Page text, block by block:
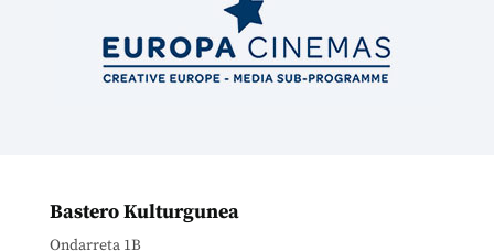
Bastero Kulturgunea
Ondarreta 1B